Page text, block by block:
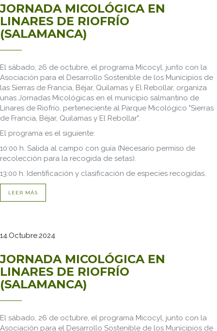
JORNADA MICOLÓGICA EN
LINARES DE RIOFRÍO
(SALAMANCA)
El sábado, 26 de octubre, el programa Micocyl, junto con la
Asociación para el Desarrollo Sostenible de los Municipios de
las Sierras de Francia, Béjar, Quilamas y El Rebollar, organiza
unas Jornadas Micológicas en el municipio salmantino de
Linares de Riofrío, perteneciente al Parque Micológico "Sierras
de Francia, Béjar, Quilamas y El Rebollar".
El programa es el siguiente:
10:00 h. Salida al campo con guía (Necesario permiso de
recolección para la recogida de setas).
13:00 h. Identificación y clasificación de especies recogidas.
LEER MÁS
14.Octubre.2024
JORNADA MICOLÓGICA EN
LINARES DE RIOFRÍO
(SALAMANCA)
El sábado, 26 de octubre, el programa Micocyl, junto con la
Asociación para el Desarrollo Sostenible de los Municipios de